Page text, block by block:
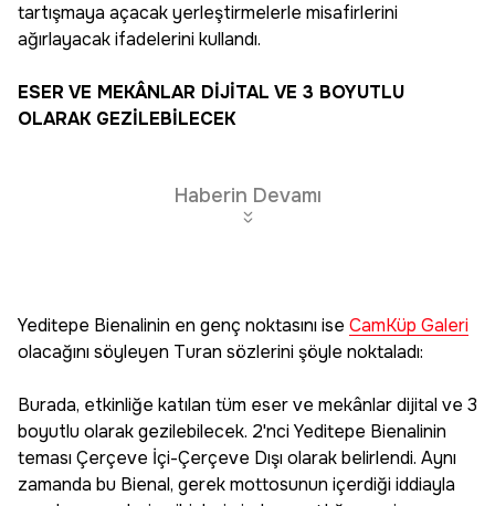
tartışmaya açacak yerleştirmelerle misafirlerini
ağırlayacak ifadelerini kullandı.
ESER VE MEKÂNLAR DİJİTAL VE 3 BOYUTLU
OLARAK GEZİLEBİLECEK
Haberin Devamı
Yeditepe Bienalinin en genç noktasını ise CamKüp Galeri
olacağını söyleyen Turan sözlerini şöyle noktaladı:
Burada, etkinliğe katılan tüm eser ve mekânlar dijital ve 3
boyutlu olarak gezilebilecek. 2'nci Yeditepe Bienalinin
teması Çerçeve İçi-Çerçeve Dışı olarak belirlendi. Aynı
zamanda bu Bienal, gerek mottosunun içerdiği iddiayla